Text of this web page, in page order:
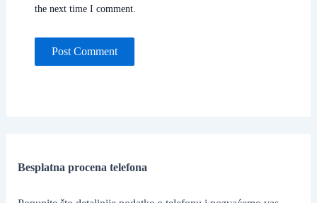
the next time I comment.
Besplatna procena telefona